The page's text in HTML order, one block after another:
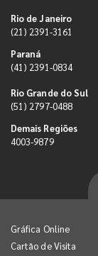
Rio de Janeiro
(21) 2391-3161
Paraná
(41) 2391-0834
Rio Grande do Sul
(51) 2797-0488
Demais Regiões
4003-9879
Gráfica Online
Cartão de Visita